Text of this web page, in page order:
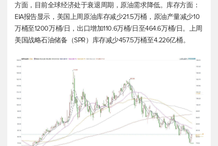
方面，目前全球经济处于衰退周期，原油需求降低。库存方面：
EIA报告显示，美国上周原油库存减少21.5万桶，原油产量减少10
万桶至1200万桶/日，出口增加110.6万桶/日至464.6万桶/日。上周
美国战略石油储备（SPR）库存减少457.5万桶至4.226亿桶。